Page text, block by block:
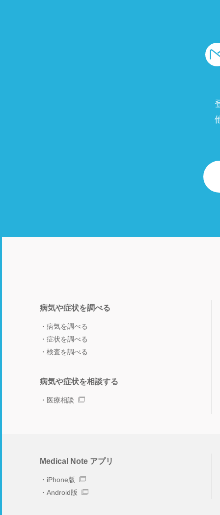
病気や症状を調べる
病気を調べる
症状を調べる
検査を調べる
病気や症状を相談する
医療相談
Medical Note アプリ
iPhone版
Android版